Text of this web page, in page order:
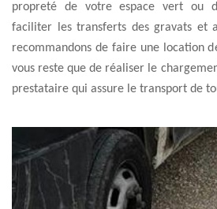
propreté de votre espace vert ou
faciliter les transferts des gravats et
recommandons de faire une location
vous reste que de réaliser le
prestataire qui assure le transport de